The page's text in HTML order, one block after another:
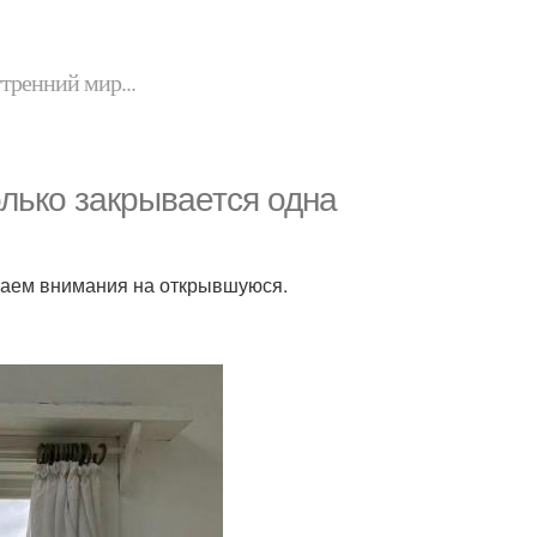
мир...
закрывается одна
внимания на открывшуюся.